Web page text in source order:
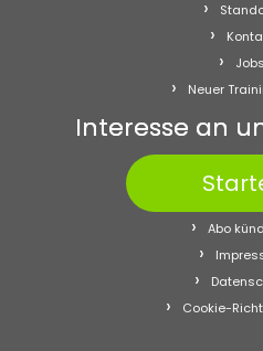
Jobs
Neuer
Interesse an
Abo
Cookie-